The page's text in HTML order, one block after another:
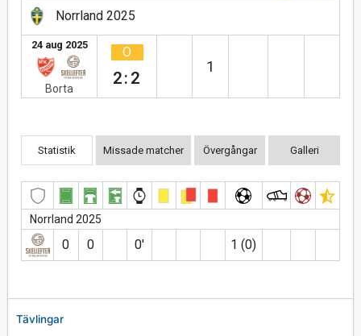
Tävlingar
Norrland 2025
24 aug 2025
Borta
O
2:2
1
Statistik Missade matcher Övergångar Galleri
Norrland 2025
0 0 0′ 1 (0)